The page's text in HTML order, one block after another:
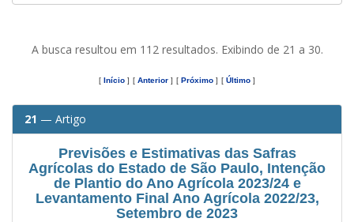
A busca resultou em 112 resultados. Exibindo de 21 a 30.
[ Início ] [ Anterior ] [ Próximo ] [ Último ]
21 — Artigo
Previsões e Estimativas das Safras
Agrícolas do Estado de São Paulo, Intenção
de Plantio do Ano Agrícola 2023/24 e
Levantamento Final Ano Agrícola 2022/23,
Setembro de 2023